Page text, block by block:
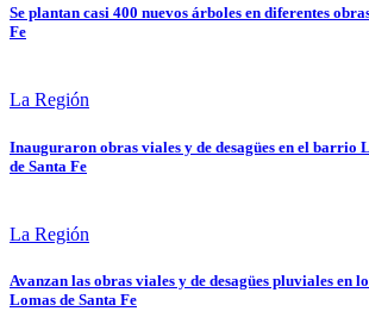
Se plantan casi 400 nuevos árboles en diferentes
Fe
La Región
Inauguraron obras viales y de desagües en el barrio
de Santa Fe
La Región
Avanzan las obras viales y de desagües pluviales en
Lomas de Santa Fe